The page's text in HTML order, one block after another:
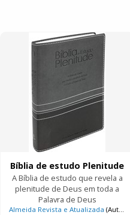
Bíblia de estudo Plenitude
A Bíblia de estudo que revela a
plenitude de Deus em toda a
Palavra de Deus
Almeida Revista e Atualizada (Autor)